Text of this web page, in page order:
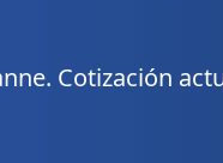
Cotización